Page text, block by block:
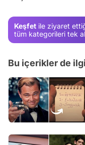
Keşfet ile ziyaret
tüm kategorileri tek
Bu içerikler de